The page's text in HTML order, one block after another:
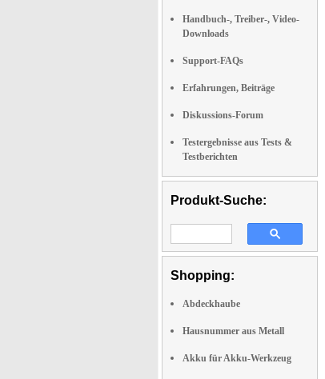
Handbuch-, Treiber-, Video-
Downloads
Support-FAQs
Erfahrungen, Beiträge
Diskussions-Forum
Testergebnisse aus Tests &
Testberichten
Produkt-Suche:
Shopping:
Abdeckhaube
Hausnummer aus Metall
Akku für Akku-Werkzeug